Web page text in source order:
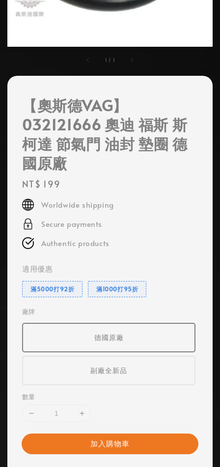
1 / 1
【奧斯德VAG】
032121666 奧迪 福斯 斯
柯達 節氣門 油封 墊圈 德
國原廠
Regular
price
NT$ 199
Worldwide shipping
Secure payments
Authentic products
適用優惠
滿5000打92折 滿1000打95折
廠牌
德國原廠
副廠全新品
數量
加入購物車